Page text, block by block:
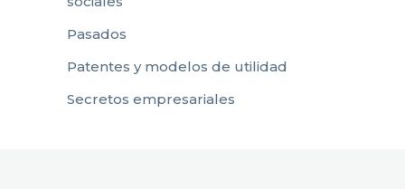
Pasados
Patentes y modelos de utilidad
Secretos empresariales